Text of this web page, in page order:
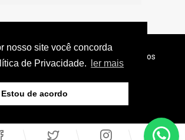
nosso site você concorda
de Privacidade.
ler mais
Estou de acordo
- Jornal do Interior - Todos os direitos
reservados